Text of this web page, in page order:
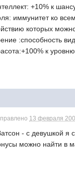
+10% к
иммунитет ко
которых
:способность
к
13 февраля
- с девушкой я
можно найти в